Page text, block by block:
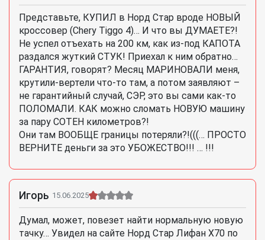
Представьте, КУПИЛ в Норд Стар вроде НОВЫЙ
кроссовер (Chery Tiggo 4)… И что вы ДУМАЕТЕ?!
Не успел отъехать на 200 км, как из-под КАПОТА
раздался жуткий СТУК! Приехал к ним обратно…
ГАРАНТИЯ, говорят? Месяц МАРИНОВАЛИ меня,
крутили-вертели что-то там, а потом заявляют –
не гарантийный случай, СЭР, это вы сами как-то
ПОЛОМАЛИ. КАК можно сломать НОВУЮ машину
за пару СОТЕН километров?!
Они там ВООБЩЕ границы потеряли?!(((… ПРОСТО
ВЕРНИТЕ деньги за это УБОЖЕСТВО!!! … !!!
Игорь 15.06.2025
Думал, может, повезет найти нормальную новую
тачку… Увидел на сайте Норд Стар Лифан Х70 по